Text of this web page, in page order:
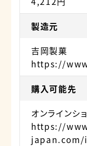
製造元
吉岡製菓
https://
購入可能先
オンラインシ
https://
japan.com/